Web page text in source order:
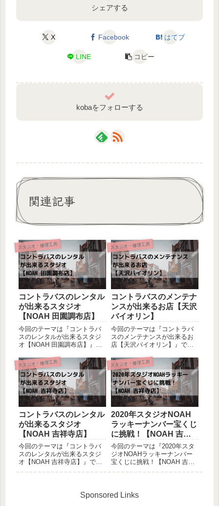
シェアする
X Facebook はてブ
LINE コピー
kobaをフォローする
関連記事
スタジオ・修理工房
コントラバスのレンタル
が出来るスタジオ
【NOAH 田園調布店】
今回のテーマは『コントラバ
スのレンタルが出来るスタジ
オ【NOAH 田園調布店】』で
るスタジオNOAH。コントラ
バスをレンタルする事が出来
るので、毎回重宝をさせて頂
いております。吉祥寺店につ
いてがは別の記事でご紹介
さ...
スタジオ・修理工房
コントラバスのメンテナ
ンスが出来るお店【天沢
バイオリン】
今回のテーマは『コントラバ
スのメンテナンスが出来るお
店【天沢バイオリン】』で
は、普段どんなお店メンテナ
ンスをされていますか？大体
の方は「楽器を購入したお
店」でされている事が多いか
と思います。アフターフォロ
ーの無いお店...
スタジオ・修理工房
コントラバスのレンタル
が出来るスタジオ
【NOAH 吉祥寺店】
今回のテーマは『コントラバ
スのレンタルが出来るスタジ
オ【NOAH 吉祥寺店】』で
多いかと思います。普段から
使用している愛機で音を出し
スタジオ・修理工房
2020年スタジオNOAH
ラッキーナンバー宝くじ
に挑戦！【NOAH 吉祥
寺店】
今回のテーマは『2020年スタ
ジオNOAHラッキーナンバー
宝くじに挑戦！【NOAH 吉祥
実施されたイベントについて
Sponsored Links